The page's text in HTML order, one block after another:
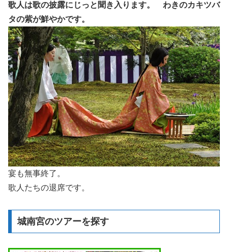
歌人は歌の披露にじっと聞き入ります。 わきのカキツバ
タの紫が鮮やかです。
宴も無事終了。
歌人たちの退席です。
城南宮のツアーを探す